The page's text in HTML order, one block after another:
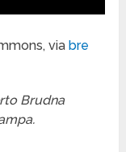
via bre
Brudna